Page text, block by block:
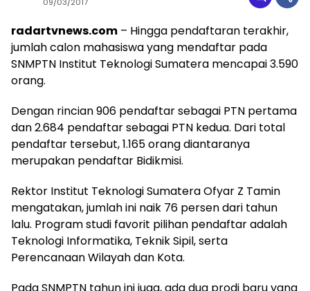
radartvnews.com – Hingga pendaftaran terakhir,
jumlah calon mahasiswa yang mendaftar pada
SNMPTN Institut Teknologi Sumatera mencapai 3.590
orang.
Dengan rincian 906 pendaftar sebagai PTN pertama
dan 2.684 pendaftar sebagai PTN kedua. Dari total
pendaftar tersebut, 1.165 orang diantaranya
merupakan pendaftar Bidikmisi.
Rektor Institut Teknologi Sumatera Ofyar Z Tamin
mengatakan, jumlah ini naik 76 persen dari tahun
lalu. Program studi favorit pilihan pendaftar adalah
Teknologi Informatika, Teknik Sipil, serta
Perencanaan Wilayah dan Kota.